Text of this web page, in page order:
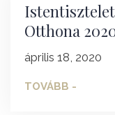
Otthona
április 18, 2020
TOVÁBB -